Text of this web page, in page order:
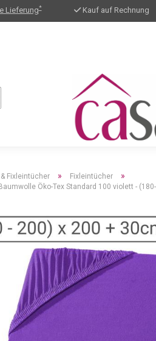
Lieferung* Kauf auf Rechnung
Fixleintücher » Fixleintücher »
Öko-Tex Standard 100 violett -